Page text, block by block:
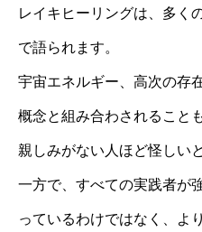
レイキヒーリングは、多く
で語られます。
宇宙エネルギー、高次の存
概念と組み合わされること
親しみがない人ほど怪しい
一方で、すべての実践者が
っているわけではなく、よ